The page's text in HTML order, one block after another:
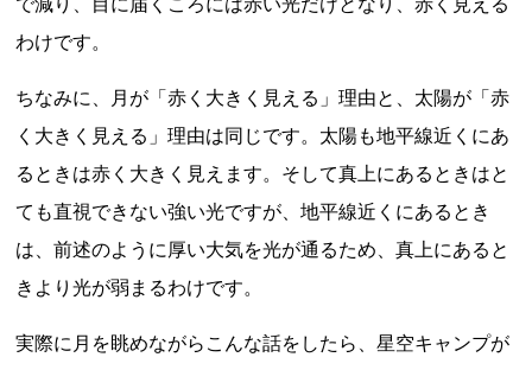
で減り、目に届くころには赤い光だけとなり、赤く見える
わけです。
ちなみに、月が「赤く大きく見える」理由と、太陽が「赤
く大きく見える」理由は同じです。太陽も地平線近くにあ
るときは赤く大きく見えます。そして真上にあるときはと
ても直視できない強い光ですが、地平線近くにあるとき
は、前述のように厚い大気を光が通るため、真上にあると
きより光が弱まるわけです。
実際に月を眺めながらこんな話をしたら、星空キャンプが